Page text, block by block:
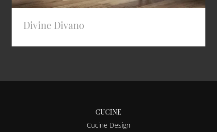
Divine Divano
CUCINE
Cucine Design